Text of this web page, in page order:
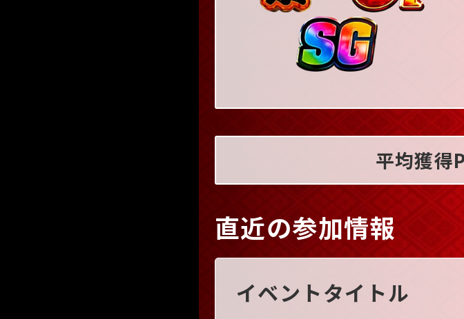
平均獲得
直近の参加情報
イベントタイトル